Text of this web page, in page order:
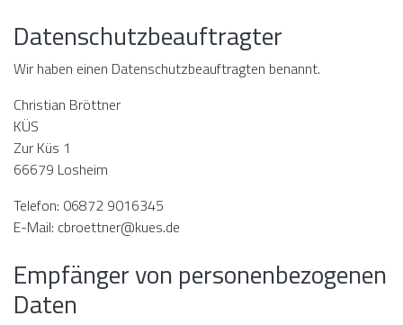
Datenschutz­beauftragter
Wir haben einen Datenschutzbeauftragten benannt.
Christian Bröttner
KÜS
Zur Küs 1
66679 Losheim
Telefon: 06872 9016345
E-Mail: cbroettner@kues.de
Empfänger von personenbezogenen
Daten